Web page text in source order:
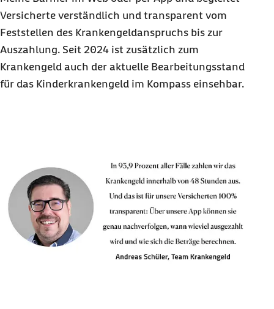
Versicherte verständlich und transparent vom
Feststellen des Krankengeldanspruchs bis zur
Auszahlung. Seit 2024 ist zusätzlich zum
Krankengeld auch der aktuelle Bearbeitungsstand
für das Kinderkrankengeld im Kompass einsehbar.